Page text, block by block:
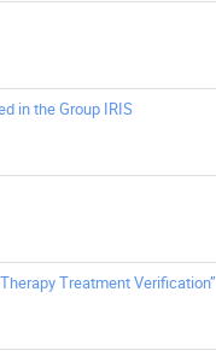
in the Group IRIS
Treatment Verification”